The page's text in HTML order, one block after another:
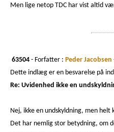
Men lige netop TDC har vist altid
63504 - Forfatter : Peder Jacobsen
Dette indlæg er en besvarelse på
Re: Uvidenhed ikke en
Nej, ikke en undskyldning, men
Det har nemlig stor betydning, om